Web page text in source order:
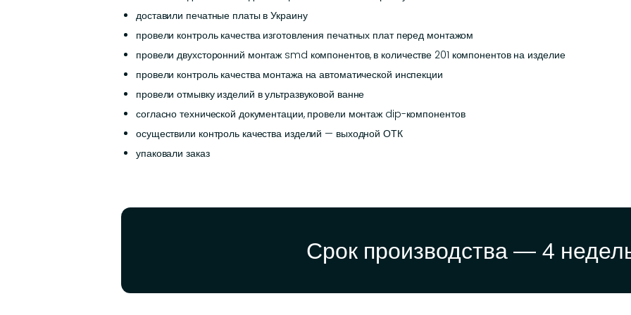
доставили печатные платы в Украину
провели контроль качества изготовления печатных плат перед монтажом
провели двухсторонний монтаж smd компонентов, в количестве 201 компонентов на изделие
провели контроль качества монтажа на автоматической инспекции
провели отмывку изделий в ультразвуковой ванне
согласно технической документации, провели монтаж dip-компонентов
осуществили контроль качества изделий — выходной ОТК
упаковали заказ
Срок производства — 4